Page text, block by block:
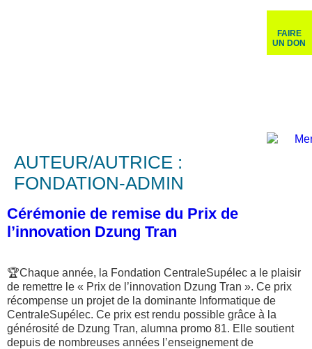
FAIRE
UN DON
AUTEUR/AUTRICE :
FONDATION-ADMIN
Cérémonie de remise du Prix de
l’innovation Dzung Tran
🏆Chaque année, la Fondation CentraleSupélec a le plaisir
de remettre le « Prix de l’innovation Dzung Tran ». Ce prix
récompense un projet de la dominante Informatique de
CentraleSupélec. Ce prix est rendu possible grâce à la
générosité de Dzung Tran, alumna promo 81. Elle soutient
depuis de nombreuses années l’enseignement de